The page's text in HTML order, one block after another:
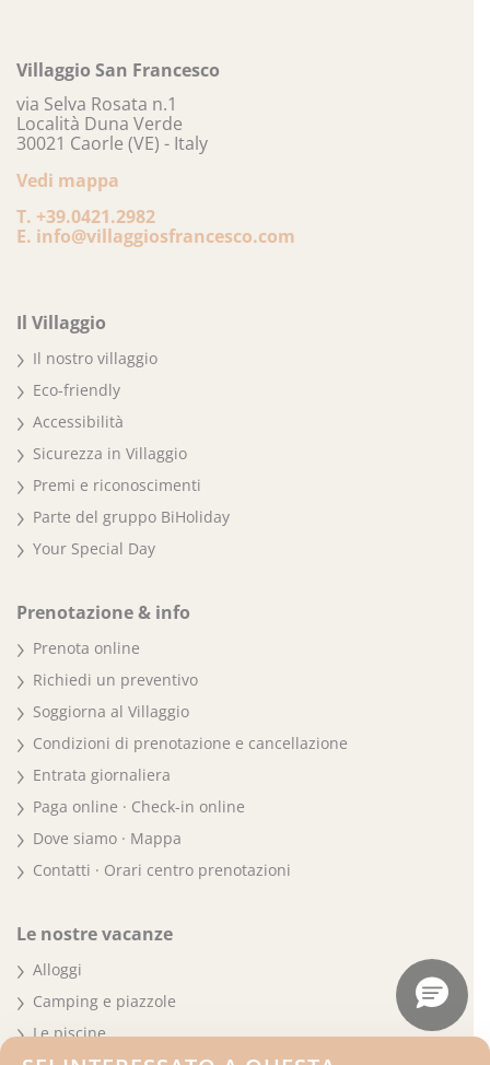
Villaggio San Francesco
via Selva Rosata n.1
Località Duna Verde
30021 Caorle (VE) - Italy
Vedi mappa
T. +39.0421.2982
E. info@villaggiosfrancesco.com
Il Villaggio
Il nostro villaggio
Eco-friendly
Accessibilità
Sicurezza in Villaggio
Premi e riconoscimenti
Parte del gruppo BiHoliday
Your Special Day
Prenotazione & info
Prenota online
Richiedi un preventivo
Soggiorna al Villaggio
Condizioni di prenotazione e cancellazione
Entrata giornaliera
Paga online · Check-in online
Dove siamo · Mappa
Contatti · Orari centro prenotazioni
Le nostre vacanze
Alloggi
Camping e piazzole
Le piscine